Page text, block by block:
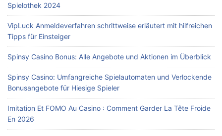
Spielothek 2024
VipLuck Anmeldeverfahren schrittweise erläutert mit hilfreichen
Tipps für Einsteiger
Spinsy Casino Bonus: Alle Angebote und Aktionen im Überblick
Spinsy Casino: Umfangreiche Spielautomaten und Verlockende
Bonusangebote für Hiesige Spieler
Imitation Et FOMO Au Casino : Comment Garder La Tête Froide
En 2026